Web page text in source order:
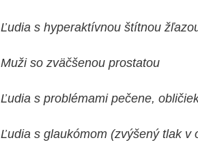
Ľudia s hyperaktívnou štítnou
Muži so zväčšenou prostatou
Ľudia s problémami pečene,
Ľudia s glaukómom (zvýšený tlak v